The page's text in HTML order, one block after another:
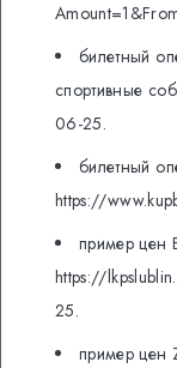
билетный
спортивные
06-25.
билетный
https://
пример цен
https://
25.
пример цен